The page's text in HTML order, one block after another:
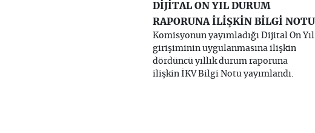
DİJİTAL ON YIL DURUM
RAPORUNA İLİŞKİN BİLGİ NOTU
Komisyonun yayımladığı Dijital On Yıl
girişiminin uygulanmasına ilişkin
dördüncü yıllık durum raporuna
ilişkin İKV Bilgi Notu yayımlandı.